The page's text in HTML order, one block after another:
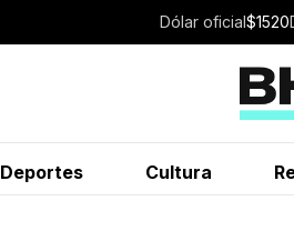
Dólar oficial$1520
Deportes Cultura